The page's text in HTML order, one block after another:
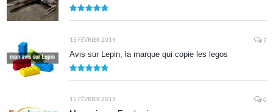
15 FÉVRIER 2019 2
Avis sur Lepin, la marque qui copie les legos
15 FÉVRIER 2019 0